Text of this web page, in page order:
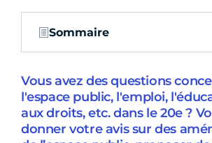
Sommaire
Vous avez des questions
l'espace public, l'emploi,
aux droits, etc. dans le 20e ?
donner votre avis sur des